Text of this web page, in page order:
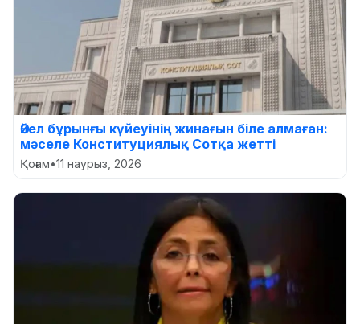
Әйел бұрынғы күйеуінің жинағын біле алмаған:
мәселе Конституциялық Сотқа жетті
Қоғам•11 наурыз, 2026